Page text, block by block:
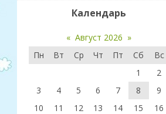
Календарь
« Август 2026 »
Пн
Вт Ср Чт Пт Сб
Вс
1
2
3
4 5 6 7 8
9
10
11 12 13 14 15
16